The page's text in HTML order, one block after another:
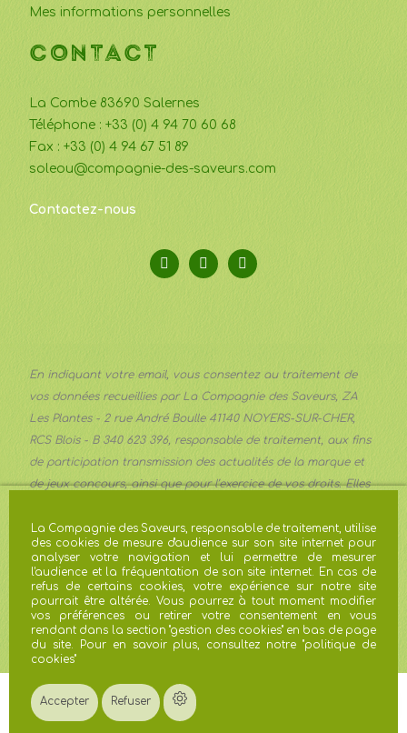
La Compagnie des Saveurs, responsable de traitement, utilise
des cookies de mesure d'audience sur son site internet pour
analyser votre navigation et lui permettre de mesurer
l'audience et la fréquentation de son site internet. En cas de
refus de certains cookies, votre expérience sur notre site
pourrait être altérée. Vous pourrez à tout moment modifier
vos préférences ou retirer votre consentement en vous
rendant dans la section "gestion des cookies" en bas de page
du site. Pour en savoir plus, consultez notre "politique de
cookies"
Accepter Refuser
Mes informations personnelles
CONTACT
La Combe 83690 Salernes
Téléphone : +33 (0) 4 94 70 60 68
Fax : +33 (0) 4 94 67 51 89
soleou@compagnie-des-saveurs.com
Contactez-nous
En indiquant votre email, vous consentez au traitement de
vos données recueillies par La Compagnie des Saveurs, ZA
Les Plantes - 2 rue André Boulle 41140 NOYERS-SUR-CHER,
RCS Blois - B 340 623 396, responsable de traitement, aux fins
de participation transmission des actualités de la marque et
de jeux concours, ainsi que pour l’exercice de vos droits. Elles
la Société et conservées pour trois ans à compter du dernier
contact ou une durée plus importante lorsque les obligations
légales l’imposent. Vous pouvez exercer vos droits d’accès, de
rectification, d’effacement, d’opposition, de limitation du
traitement àgdpr@avril.com. En cas de réclamation, vous
disposez du droit de saisir la CNIL.